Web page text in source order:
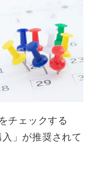
チェックする
」が推奨されて